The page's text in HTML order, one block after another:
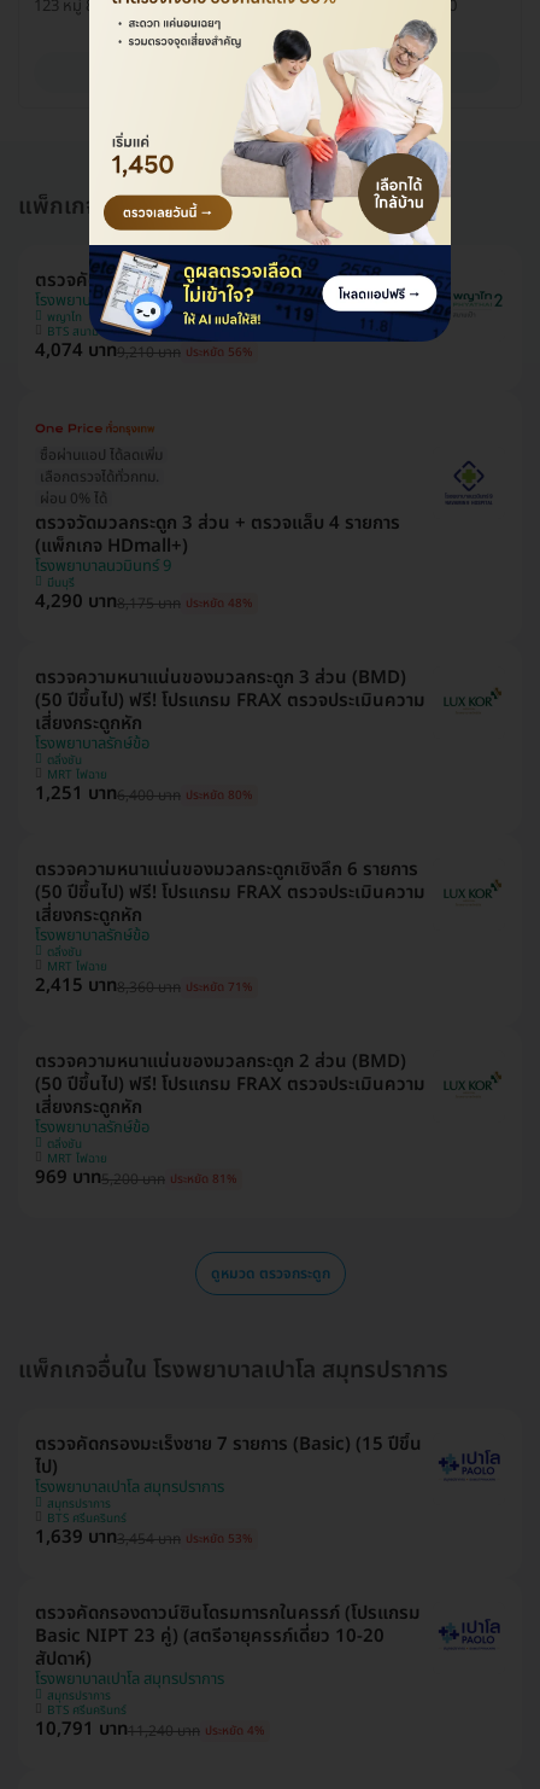
123 หมู่ 8 ถ. ศรีนครินทร์ ต. บางเมือง อ. เมือง จ. สมุทรปราการ 10270
ดูรายละเอียด
แพ็กเกจอื่นใน ตรวจกระดูก
ตรวจคัดกรองภาวะกระดูกพรุน
โรงพยาบาลพญาไท 2
พญาไท
BTS สนามเป้า
4,074 บาท9,210 บาท ประหยัด 56%
ซื้อผ่านแอป ได้ลดเพิ่ม
เลือกตรวจได้ทั่วกทม.
ผ่อน 0% ได้
ตรวจวัดมวลกระดูก 3 ส่วน + ตรวจแล็บ 4 รายการ
(แพ็กเกจ HDmall+)
โรงพยาบาลนวมินทร์ 9
มีนบุรี
4,290 บาท8,175 บาท ประหยัด 48%
ตรวจความหนาแน่นของมวลกระดูก 3 ส่วน (BMD)
(50 ปีขึ้นไป) ฟรี! โปรแกรม FRAX ตรวจประเมินความ
เสี่ยงกระดูกหัก
โรงพยาบาลรักษ์ข้อ
ตลิ่งชัน
MRT ไฟฉาย
1,251 บาท6,400 บาท ประหยัด 80%
ตรวจความหนาแน่นของมวลกระดูกเชิงลึก 6 รายการ
(50 ปีขึ้นไป) ฟรี! โปรแกรม FRAX ตรวจประเมินความ
เสี่ยงกระดูกหัก
โรงพยาบาลรักษ์ข้อ
ตลิ่งชัน
MRT ไฟฉาย
2,415 บาท8,360 บาท ประหยัด 71%
ตรวจความหนาแน่นของมวลกระดูก 2 ส่วน (BMD)
(50 ปีขึ้นไป) ฟรี! โปรแกรม FRAX ตรวจประเมินความ
เสี่ยงกระดูกหัก
โรงพยาบาลรักษ์ข้อ
ตลิ่งชัน
MRT ไฟฉาย
969 บาท5,200 บาท ประหยัด 81%
ดูหมวด ตรวจกระดูก
แพ็กเกจอื่นใน โรงพยาบาลเปาโล สมุทรปราการ
ตรวจคัดกรองมะเร็งชาย 7 รายการ (Basic) (15 ปีขึ้น
ไป)
โรงพยาบาลเปาโล สมุทรปราการ
สมุทรปราการ
BTS ศรีนครินทร์
1,639 บาท3,454 บาท ประหยัด 53%
ตรวจคัดกรองดาวน์ซินโดรมทารกในครรภ์ (โปรแกรม
Basic NIPT 23 คู่) (สตรีอายุครรภ์เดี่ยว 10-20
สัปดาห์)
โรงพยาบาลเปาโล สมุทรปราการ
สมุทรปราการ
BTS ศรีนครินทร์
10,791 บาท11,240 บาท ประหยัด 4%